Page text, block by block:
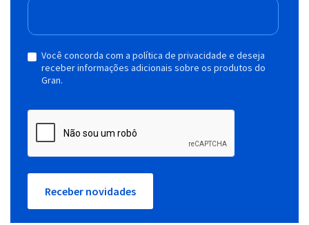
Você concorda com a política de privacidade e deseja
receber informações adicionais sobre os produtos do
Gran.
Receber novidades